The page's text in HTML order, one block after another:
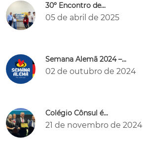
30º Encontro de...
05 de abril de 2025
Semana Alemã 2024 –...
02 de outubro de 2024
Colégio Cônsul é...
21 de novembro de 2024